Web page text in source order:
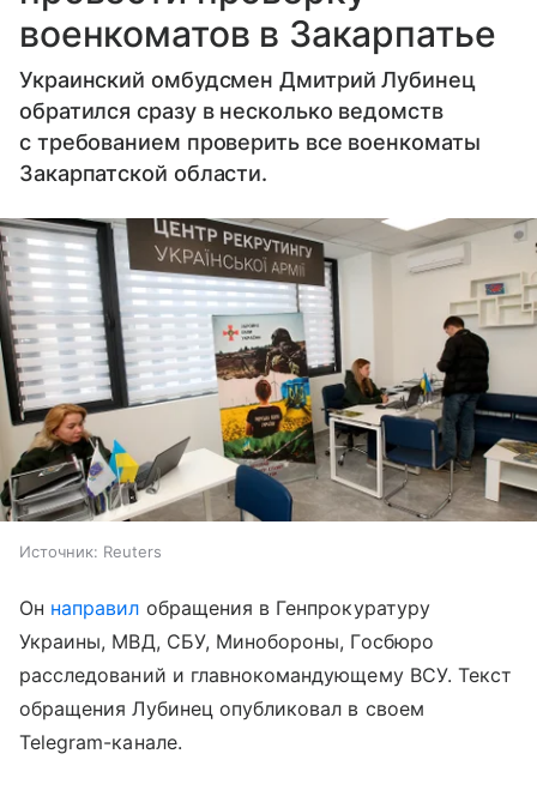
военкоматов в Закарпатье
Украинский омбудсмен Дмитрий Лубинец
обратился сразу в несколько ведомств
с требованием проверить все военкоматы
Закарпатской области.
Источник: Reuters
Он направил обращения в Генпрокуратуру
Украины, МВД, СБУ, Минобороны, Госбюро
расследований и главнокомандующему ВСУ. Текст
обращения Лубинец опубликовал в своем
Telegram-канале.